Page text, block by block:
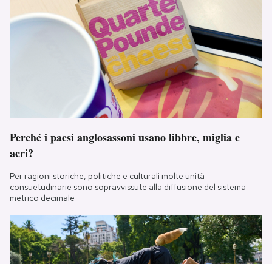
Perché i paesi anglosassoni usano libbre, miglia e
acri?
Per ragioni storiche, politiche e culturali molte unità
consuetudinarie sono sopravvissute alla diffusione del sistema
metrico decimale